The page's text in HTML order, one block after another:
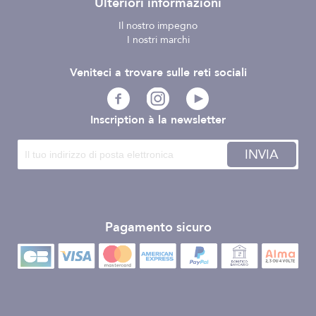
Il nostro impegno
I nostri marchi
Inscription à la newsletter
INVIA
Pagamento sicuro
Veniteci a trovare sulle reti sociali